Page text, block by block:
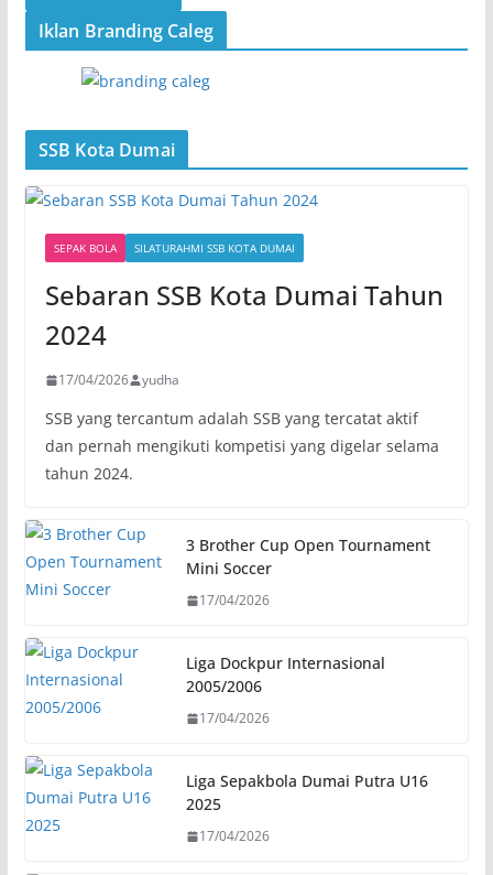
Iklan Branding Caleg
SSB Kota Dumai
SEPAK BOLA SILATURAHMI SSB KOTA DUMAI
Sebaran SSB Kota Dumai Tahun
2024
17/04/2026 yudha
SSB yang tercantum adalah SSB yang tercatat aktif
dan pernah mengikuti kompetisi yang digelar selama
tahun 2024.
3 Brother Cup Open Tournament
Mini Soccer
17/04/2026
Liga Dockpur Internasional
2005/2006
17/04/2026
Liga Sepakbola Dumai Putra U16
2025
17/04/2026